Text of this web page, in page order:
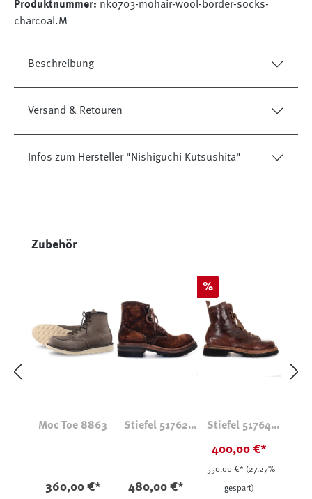
Produktnummer: nk0703-mohair-wool-border-socks-
charcoal.M
Beschreibung
Versand & Retouren
Infos zum Hersteller "Nishiguchi Kutsushita"
Produktgalerie überspringen
Zubehör
Moc Toe 8863
360,00 €*
Stiefel 51762
480,00 €*
Rabatt
%
Stiefel 51764
400,00 €*
550,00 €* (27.27%
gespart)